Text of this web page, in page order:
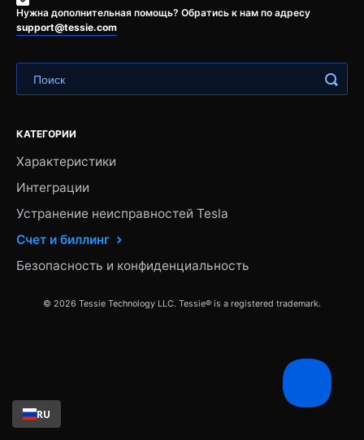
Нужна дополнительная помощь? Обратись к нам по адресу
support@tessie.com
КАТЕГОРИИ
Характеристики
Интеграции
Устранение неисправностей Tesla
Счет и биллинг
Безопасность и конфиденциальность
© 2026 Tessie Technology LLC. Tessie® is a registered trademark.
RU